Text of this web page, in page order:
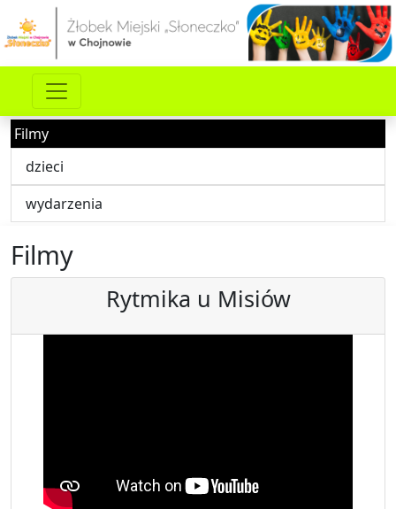
Filmy
dzieci
wydarzenia
Filmy
Rytmika u Misiów